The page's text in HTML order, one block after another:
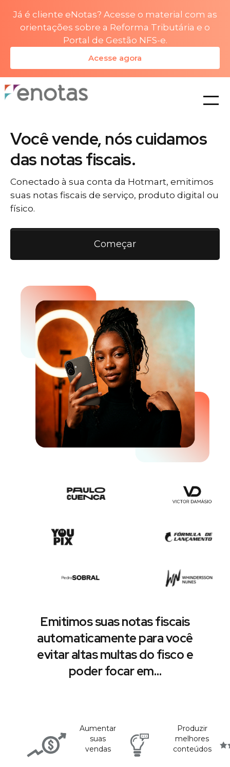
Já é cliente eNotas? Acesse o material com as
orientações sobre a Reforma Tributária e o
Portal de Gestão NFS-e.
Acesse agora
planos
Você vende, nós cuidamos
das notas fiscais.
Conectado à sua conta da Hotmart, emitimos
suas notas fiscais de serviço, produto digital ou
físico.
Começar
Emitimos suas notas fiscais
automaticamente para você
evitar altas multas do fisco e
poder focar em…
Aumentar
suas
vendas
Produzir
melhores
conteúdos